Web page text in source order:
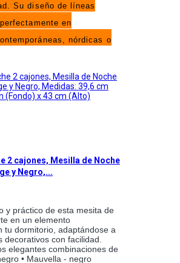
Su diseño de líneas
en
nórdicas o
2 cajones, Mesilla de Noche
y Negro,...
y práctico de esta mesita de
en un elemento
tu dormitorio, adaptándose a
decorativos con facilidad.
elegantes combinaciones de
• Mauvella - negro